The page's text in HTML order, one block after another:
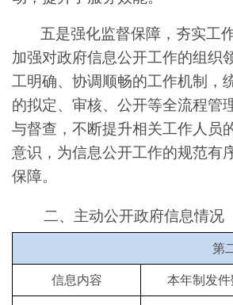
五是强化监督保障，夯实工
加强对政府信息公开工作的组织
工明确、协调顺畅的工作机制，
的拟定、审核、公开等全流程管
与督查，不断提升相关工作人员
意识，为信息公开工作的规范有
保障。
二、主动公开政府信息情况
第
信息内容 本年制发件